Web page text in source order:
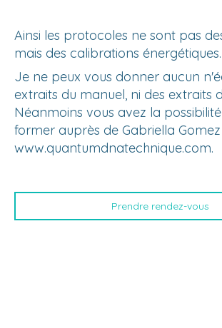
Ainsi les protocoles ne sont pas
mais des calibrations énergétiques.
Je ne peux vous donner aucun
extraits du manuel, ni des extraits
Néanmoins vous avez la
former auprès de Gabriella Gomez
www.quantumdnatechnique.com.
Prendre rendez-vous